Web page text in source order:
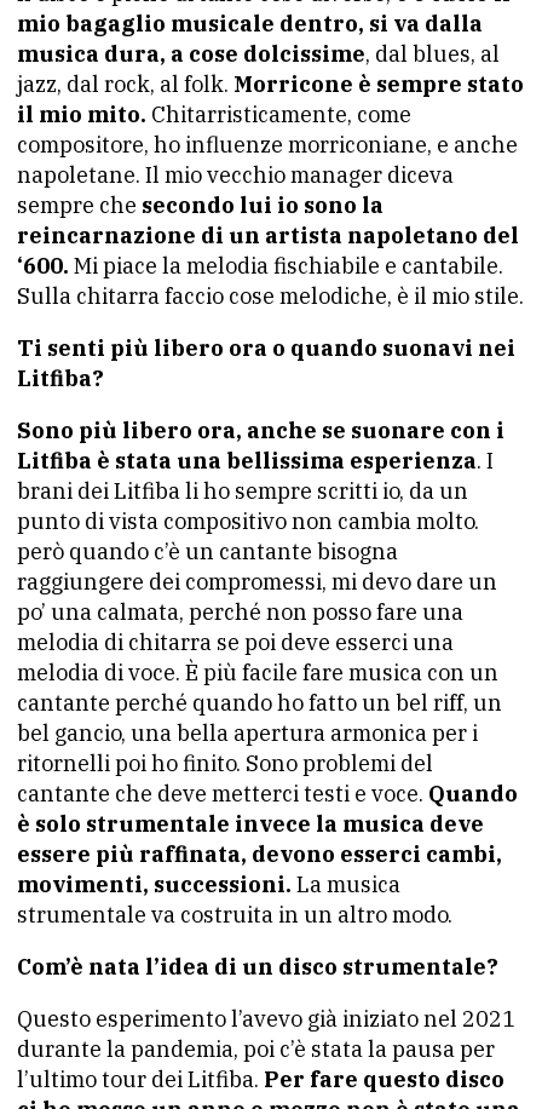
mio bagaglio musicale dentro, si va dalla
musica dura, a cose dolcissime, dal blues, al
jazz, dal rock, al folk. Morricone è sempre stato
il mio mito. Chitarristicamente, come
compositore, ho influenze morriconiane, e anche
napoletane. Il mio vecchio manager diceva
sempre che secondo lui io sono la
reincarnazione di un artista napoletano del
‘600. Mi piace la melodia fischiabile e cantabile.
Sulla chitarra faccio cose melodiche, è il mio stile.
Ti senti più libero ora o quando suonavi nei
Litfiba?
Sono più libero ora, anche se suonare con i
Litfiba è stata una bellissima esperienza. I
brani dei Litfiba li ho sempre scritti io, da un
punto di vista compositivo non cambia molto.
però quando c’è un cantante bisogna
raggiungere dei compromessi, mi devo dare un
po’ una calmata, perché non posso fare una
melodia di chitarra se poi deve esserci una
melodia di voce. È più facile fare musica con un
cantante perché quando ho fatto un bel riff, un
bel gancio, una bella apertura armonica per i
ritornelli poi ho finito. Sono problemi del
cantante che deve metterci testi e voce. Quando
è solo strumentale invece la musica deve
essere più raffinata, devono esserci cambi,
movimenti, successioni. La musica
strumentale va costruita in un altro modo.
Com’è nata l’idea di un disco strumentale?
Questo esperimento l’avevo già iniziato nel 2021
durante la pandemia, poi c’è stata la pausa per
l’ultimo tour dei Litfiba. Per fare questo disco